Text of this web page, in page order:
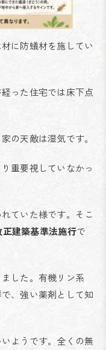
に防蟻材を施してい
った住宅では床下点
の天敵は湿気です。
重要視していなかっ
ていた様です。そこ
正建築基準法施行で
した。有機リン系
、強い薬剤として知
ようです。全くの無